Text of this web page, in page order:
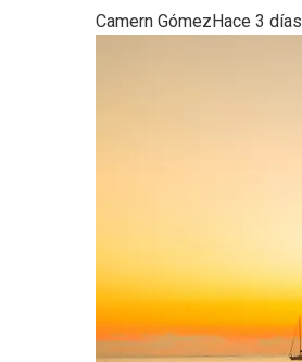
Camern GómezHace 3 días